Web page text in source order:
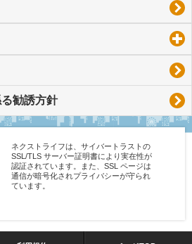
勧誘方針
ネクストライフは、サイバートラストの
SSL/TLS サーバー証明書により実在性が
認証されています。また、SSL ページは
通信が暗号化されプライバシーが守られ
ています。